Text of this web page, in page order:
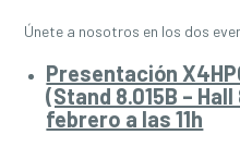
Únete a nosotros en los dos
Presentación
(Stand 8.015B –
febrero a las 11h